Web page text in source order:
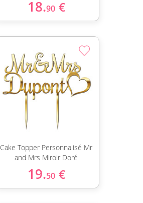
18.90 €
Cake Topper Personnalisé Mr
and Mrs Miroir Doré
19.50 €